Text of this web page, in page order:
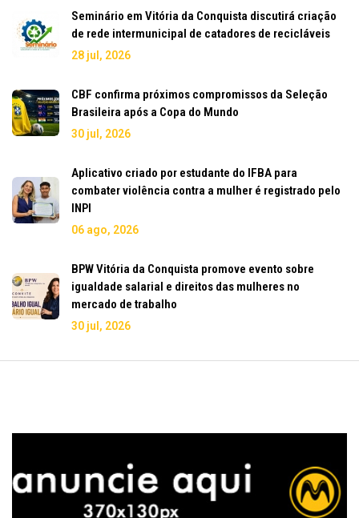
Seminário em Vitória da Conquista discutirá criação
de rede intermunicipal de catadores de recicláveis
28 jul, 2026
CBF confirma próximos compromissos da Seleção
Brasileira após a Copa do Mundo
30 jul, 2026
Aplicativo criado por estudante do IFBA para
combater violência contra a mulher é registrado pelo
INPI
06 ago, 2026
BPW Vitória da Conquista promove evento sobre
igualdade salarial e direitos das mulheres no
mercado de trabalho
30 jul, 2026